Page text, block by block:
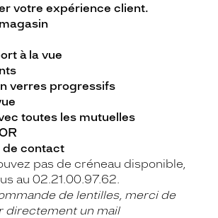
votre expérience client.
à la vue
verres progressifs
toutes les mutuelles
de contact
pas de créneau disponible,
au 02.21.00.97.62.
de lentilles, merci de
directement un mail